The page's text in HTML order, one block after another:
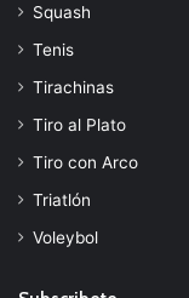
Squash
Tenis
Tirachinas
Tiro al Plato
Tiro con Arco
Triatlón
Voleybol